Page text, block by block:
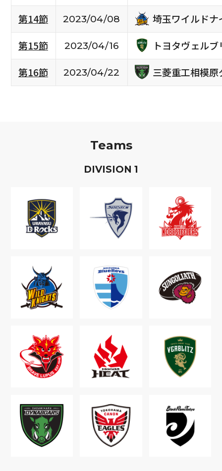
第14節
2023/04/08
埼玉ワイルドナ
第15節
2023/04/16
トヨタヴェル
第16節
2023/04/22 三菱重工相模
Teams
DIVISION 1